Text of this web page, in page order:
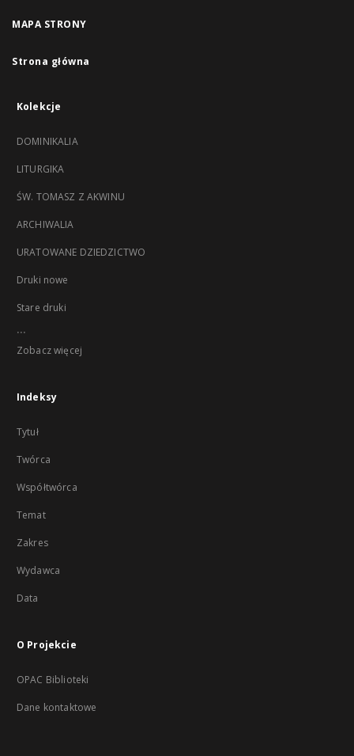
MAPA STRONY
Strona główna
Kolekcje
DOMINIKALIA
LITURGIKA
ŚW. TOMASZ Z AKWINU
ARCHIWALIA
URATOWANE DZIEDZICTWO
Druki nowe
Stare druki
...
Zobacz więcej
Indeksy
Tytuł
Twórca
Współtwórca
Temat
Zakres
Wydawca
Data
O Projekcie
OPAC Biblioteki
Dane kontaktowe